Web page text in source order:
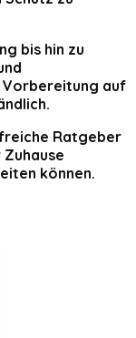
bis hin zu
Vorbereitung auf
Ratgeber
können.